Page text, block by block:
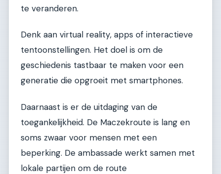
te veranderen.
Denk aan virtual reality, apps of interactieve
tentoonstellingen. Het doel is om de
geschiedenis tastbaar te maken voor een
generatie die opgroeit met smartphones.
Daarnaast is er de uitdaging van de
toegankelijkheid. De Maczekroute is lang en
soms zwaar voor mensen met een
beperking. De ambassade werkt samen met
lokale partijen om de route